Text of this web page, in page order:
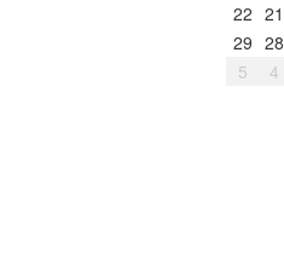
21
22
28
29
4
5